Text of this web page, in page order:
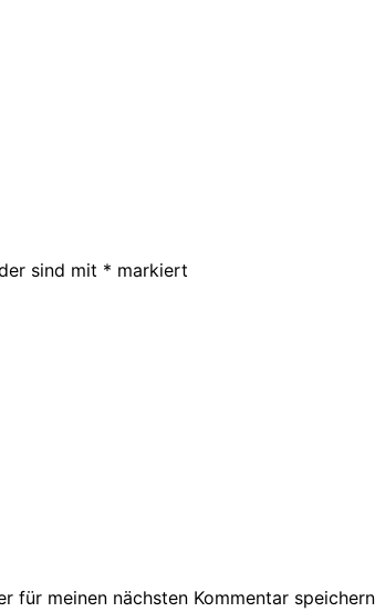
sind mit * markiert
für meinen nächsten Kommentar